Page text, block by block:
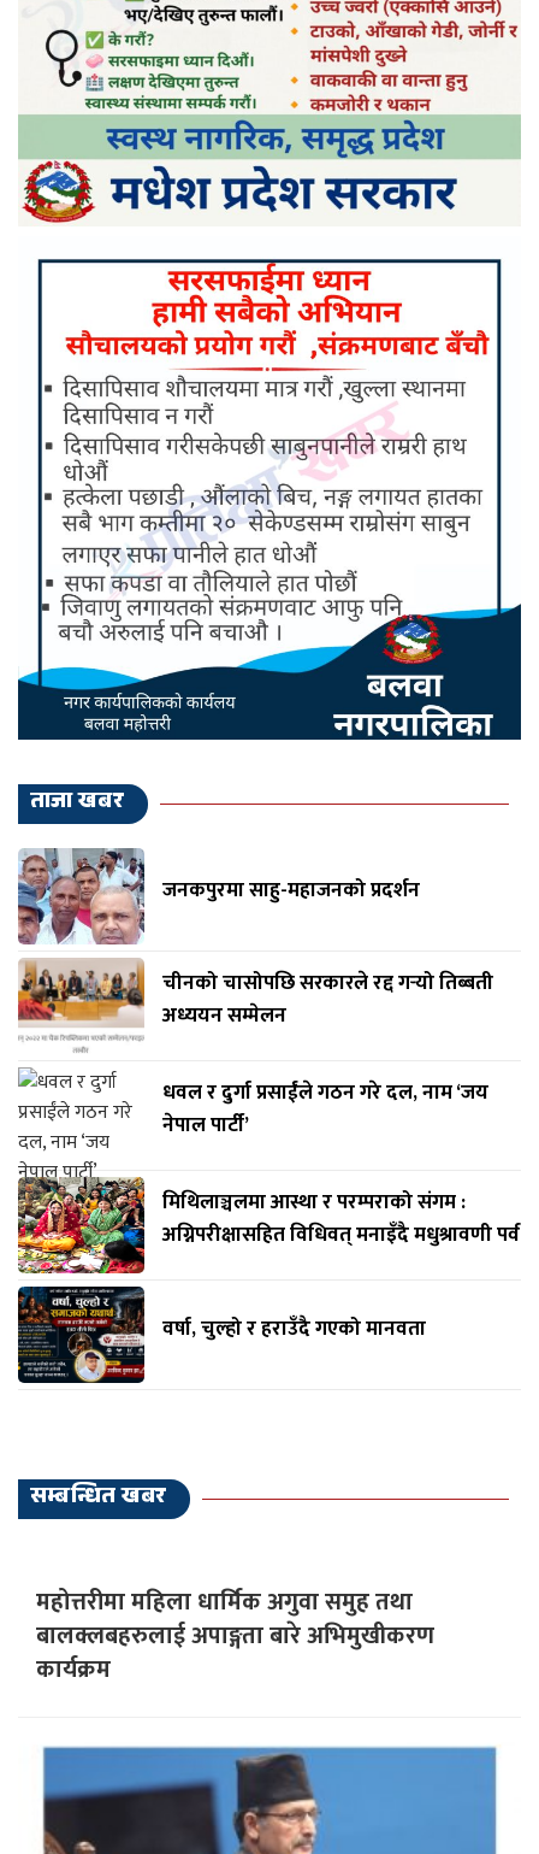
ताजा खबर
जनकपुरमा साहु-महाजनको प्रदर्शन
चीनको चासोपछि सरकारले रद्द गर्‍यो तिब्बती
अध्ययन सम्मेलन
धवल र दुर्गा प्रसाईंले गठन गरे दल, नाम ‘जय
नेपाल पार्टी’
मिथिलाञ्चलमा आस्था र परम्पराको संगम :
अग्निपरीक्षासहित विधिवत् मनाइँदै मधुश्रावणी पर्व
वर्षा, चुल्हो र हराउँदै गएको मानवता
सम्बन्धित खबर
महोत्तरीमा महिला धार्मिक अगुवा समुह तथा
बालक्लबहरुलाई अपाङ्गता बारे अभिमुखीकरण
कार्यक्रम